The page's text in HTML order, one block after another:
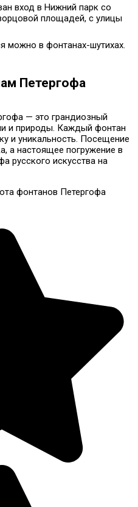
вход в Нижний парк со
площадей, с улицы
можно в фонтанах-шутихах.
Петергофа
— это грандиозный
и природы. Каждый фонтан
и уникальность. Посещение
а настоящее погружение в
русского искусства на
фонтанов Петергофа